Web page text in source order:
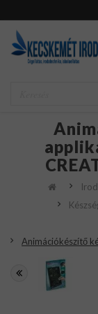
Animációkészítő